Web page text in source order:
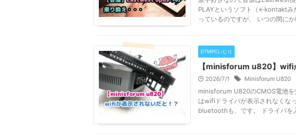
PLAYというソフト（←kontaktみ
っているのですが、 いつの間に
DTMPCいじり
【minisforum u820】wifi
2026/7/1 Minisforum U820
minisforum U820のCMOS電池を
はwifiドライバが表示されなくな
bluetoothも、です。 ドライバを